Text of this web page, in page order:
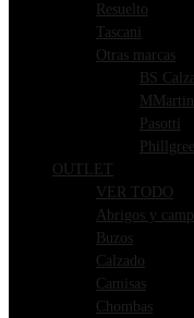
Resuelto
Tascani
Otras marcas
BS
Pasotti
OUTLET
VER TODO
Abrigos y
Buzos
Calzado
Camisas
Chombas